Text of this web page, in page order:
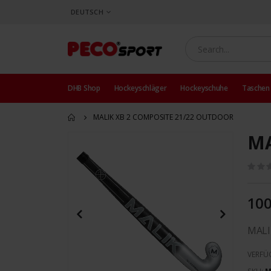
SPRACHE
DEUTSCH
DHB Shop Hockeyschläger Hockeyschuhe Taschen
MALIK XB 2 COMPOSITE 21/22 OUTDOOR
Ende
Bildergalerie